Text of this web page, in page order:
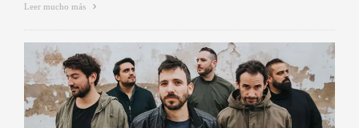
Leer mucho más